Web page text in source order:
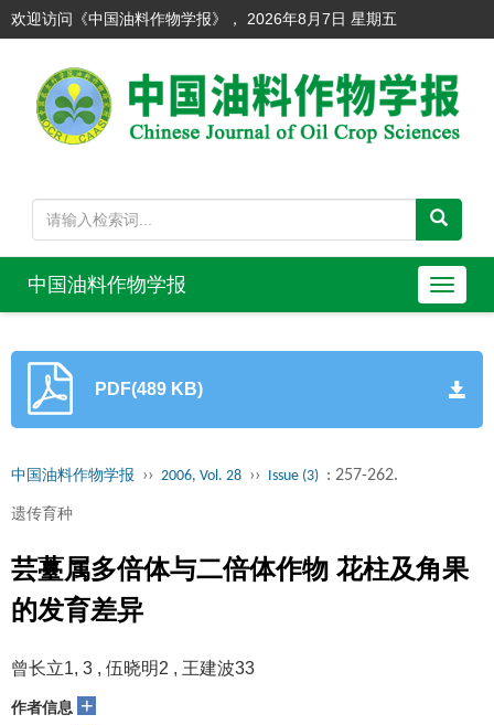
欢迎访问《中国油料作物学报》， 2026年8月7日 星期五
导
航
切
中国油料作物学报
PDF(489 KB)
中国油料作物学报 ›› 2006, Vol. 28 ›› Issue (3) : 257-262.
遗传育种
芸薹属多倍体与二倍体作物 花柱及角果
的发育差异
曾长立1, 3 , 伍晓明2 , 王建波33
作者信息 +